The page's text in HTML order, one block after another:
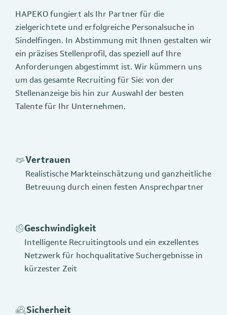
HAPEKO fungiert als Ihr Partner für die
zielgerichtete und erfolgreiche Personalsuche in
Sindelfingen. In Abstimmung mit Ihnen gestalten wir
ein präzises Stellenprofil, das speziell auf Ihre
Anforderungen abgestimmt ist. Wir kümmern uns
um das gesamte Recruiting für Sie: von der
Stellenanzeige bis hin zur Auswahl der besten
Talente für Ihr Unternehmen.
Vertrauen
Realistische Markteinschätzung und ganzheitliche
Betreuung durch einen festen Ansprechpartner
Geschwindigkeit
Intelligente Recruitingtools und ein exzellentes
Netzwerk für hochqualitative Suchergebnisse in
kürzester Zeit
Sicherheit